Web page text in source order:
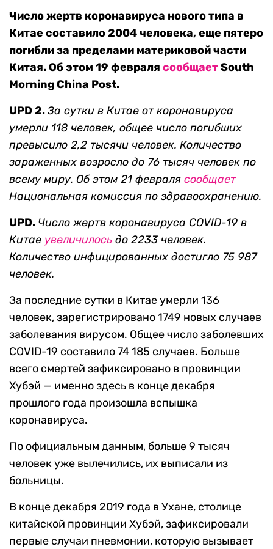
Число жертв коронавируса нового типа в
Китае составило 2004 человека, еще пятеро
погибли за пределами материковой части
Китая. Об этом 19 февраля сообщаетSouth
Morning China Post.
UPD 2.За сутки в Китае от коронавируса
умерли 118 человек, общее число погибших
превысило 2,2 тысячи человек. Количество
зараженных возросло до 76 тысяч человек по
всему миру. Об этом 21 февраля сообщает
Национальная комиссия по здравоохранению.
UPD. Число жертв коронавируса COVID-19 в
Китае увеличилось до 2233 человек.
Количество инфицированных достигло 75 987
человек.
За последние сутки в Китае умерли 136
человек, зарегистрировано 1749 новых случаев
заболевания вирусом. Общее число заболевших
COVID-19 составило 74 185 случаев. Больше
всего смертей зафиксировано в провинции
Хубэй — именно здесь в конце декабря
прошлого года произошла вспышка
коронавируса.
По официальным данным, больше 9 тысяч
человек уже вылечились, их выписали из
больницы.
В конце декабря 2019 года в Ухане, столице
китайской провинции Хубэй, зафиксировали
первые случаи пневмонии, которую вызывает